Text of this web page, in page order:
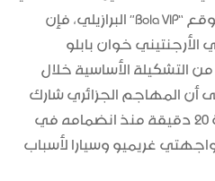
عام 2026. ووفقًا لما أورده موقع “Bola VIP” البرازيلي، فإن
الأرجنتيني خوان بابلو
التشكيلة الأساسية خلال
أن المهاجم الجزائري شارك
في مباراة واحدة فقط لمدة 20 دقيقة منذ انضمامه في
غريميو وسيارا لأسباب